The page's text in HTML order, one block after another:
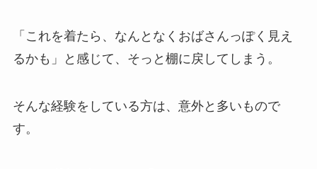
「これを着たら、なんとなくおばさんっぽく見え
るかも」と感じて、そっと棚に戻してしまう。
そんな経験をしている方は、意外と多いもので
す。